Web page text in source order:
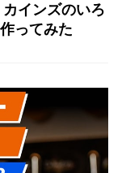
インズのいろ
ってみた